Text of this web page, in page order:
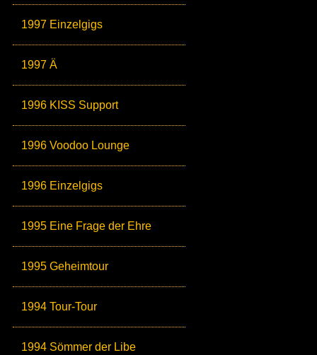
1997 Einzelgigs
1997 Ä
1996 KISS Support
1996 Voodoo Lounge
1996 Einzelgigs
1995 Eine Frage der Ehre
1995 Geheimtour
1994 Tour-Tour
1994 Sömmer der Libe